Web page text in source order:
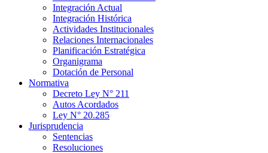
Integración Actual
Integración Histórica
Actividades Institucionales
Relaciones Internacionales
Planificación Estratégica
Organigrama
Dotación de Personal
Normativa
Decreto Ley N° 211
Autos Acordados
Ley N° 20.285
Jurisprudencia
Sentencias
Resoluciones